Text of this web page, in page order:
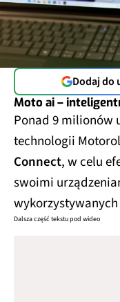
Dodaj do
Moto ai –
Ponad 9 milionów
technologii
Connect, w celu
swoimi
Dalsza część tekstu pod wideo